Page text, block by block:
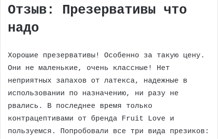
Отзыв: Презервативы что
надо
Хорошие презервативы! Особенно за такую цену.
Они не маленькие, очень классные! Нет
неприятных запахов от латекса, надежные в
использовании по назначению, ни разу не
рвались. В последнее время только
контрацептивами от бренда Fruit Love и
пользуемся. Попробовали все три вида презиков: